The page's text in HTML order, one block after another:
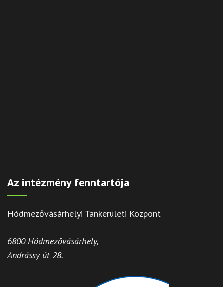
Az intézmény fenntartója
Hódmezővásárhelyi Tankerületi Központ
6800 Hódmezővásárhely,
Andrássy út 28.